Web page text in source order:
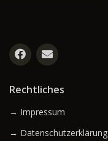
Rechtliches
→ Impressum
→ Datenschutzerklärung